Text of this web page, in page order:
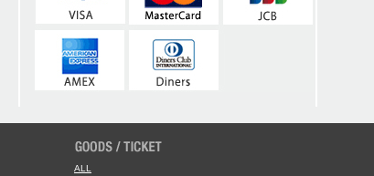
ALL